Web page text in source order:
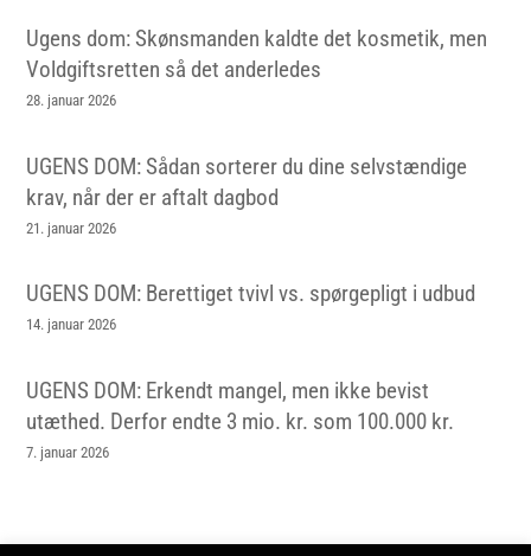
Ugens dom: Skønsmanden kaldte det kosmetik, men
Voldgiftsretten så det anderledes
28. januar 2026
UGENS DOM: Sådan sorterer du dine selvstændige
krav, når der er aftalt dagbod
21. januar 2026
UGENS DOM: Berettiget tvivl vs. spørgepligt i udbud
14. januar 2026
UGENS DOM: Erkendt mangel, men ikke bevist
utæthed. Derfor endte 3 mio. kr. som 100.000 kr.
7. januar 2026